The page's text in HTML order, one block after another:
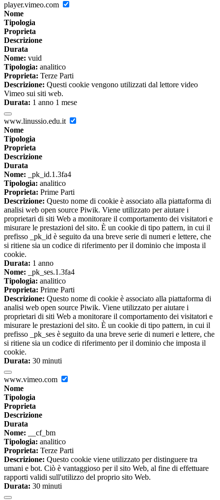
player.vimeo.com
Nome
Tipologia
Proprieta
Descrizione
Durata
Nome: vuid
Tipologia: analitico
Proprieta: Terze Parti
Descrizione: Questi cookie vengono utilizzati dal lettore video
Vimeo sui siti web.
Durata: 1 anno 1 mese
www.linussio.edu.it
Nome
Tipologia
Proprieta
Descrizione
Durata
Nome: _pk_id.1.3fa4
Tipologia: analitico
Proprieta: Prime Parti
Descrizione: Questo nome di cookie è associato alla piattaforma di
analisi web open source Piwik. Viene utilizzato per aiutare i
proprietari di siti Web a monitorare il comportamento dei visitatori e
misurare le prestazioni del sito. È un cookie di tipo pattern, in cui il
prefisso _pk_id è seguito da una breve serie di numeri e lettere, che
si ritiene sia un codice di riferimento per il dominio che imposta il
cookie.
Durata: 1 anno
Nome: _pk_ses.1.3fa4
Tipologia: analitico
Proprieta: Prime Parti
Descrizione: Questo nome di cookie è associato alla piattaforma di
analisi web open source Piwik. Viene utilizzato per aiutare i
proprietari di siti Web a monitorare il comportamento dei visitatori e
misurare le prestazioni del sito. È un cookie di tipo pattern, in cui il
prefisso _pk_ses è seguito da una breve serie di numeri e lettere, che
si ritiene sia un codice di riferimento per il dominio che imposta il
cookie.
Durata: 30 minuti
www.vimeo.com
Nome
Tipologia
Proprieta
Descrizione
Durata
Nome: __cf_bm
Tipologia: analitico
Proprieta: Terze Parti
Descrizione: Questo cookie viene utilizzato per distinguere tra
umani e bot. Ciò è vantaggioso per il sito Web, al fine di effettuare
rapporti validi sull'utilizzo del proprio sito Web.
Durata: 30 minuti